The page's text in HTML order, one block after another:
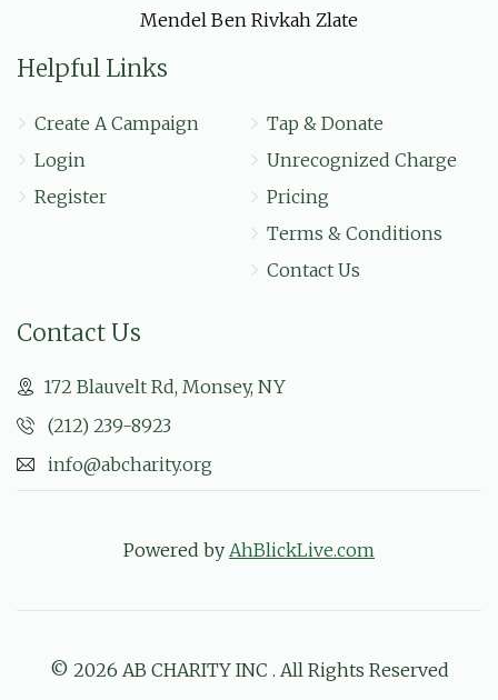
Mendel Ben Rivkah Zlate
Helpful Links
Create A Campaign
Login
Register
Tap & Donate
Unrecognized Charge
Pricing
Terms & Conditions
Contact Us
Contact Us
172 Blauvelt Rd, Monsey, NY
(212) 239-8923
info@abcharity.org
Powered by AhBlickLive.com
© 2026 AB CHARITY INC . All Rights Reserved